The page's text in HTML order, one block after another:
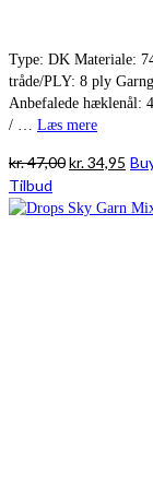
Type: DK Materiale:
tråde/PLY: 8 ply
Anbefalede hæklenål:
/ … Læs mere
kr.47,00Den
pris
kr.34,95 Den
pris
Tilbud